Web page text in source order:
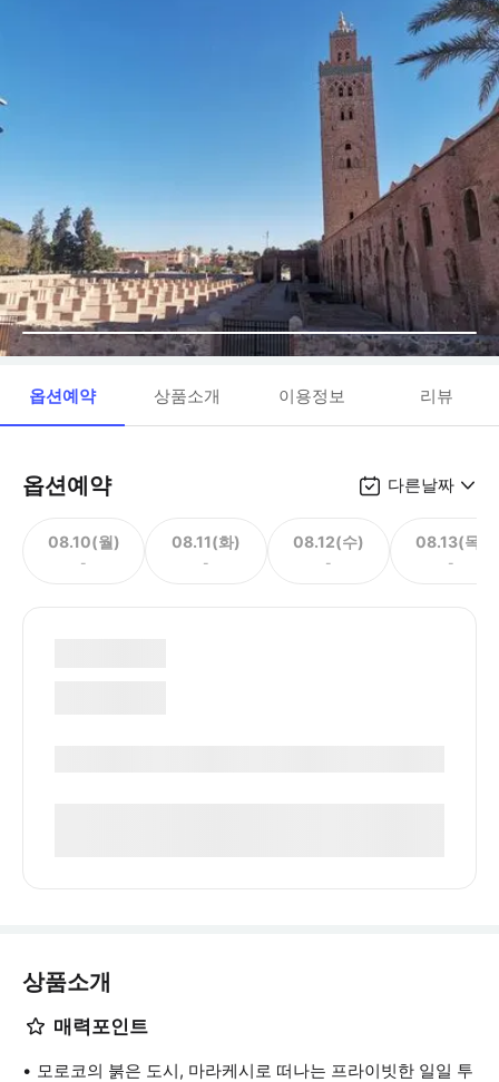
옵션예약 상품소개 이용정보 리뷰
옵션예약 다른날짜
08.10(월)
-
08.11(화)
-
08.12(수)
-
08.13(목)
-
상품소개
매력포인트
모로코의 붉은 도시, 마라케시로 떠나는 프라이빗한 일일 투